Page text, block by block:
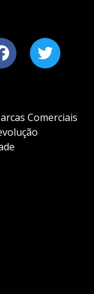
Comerciais